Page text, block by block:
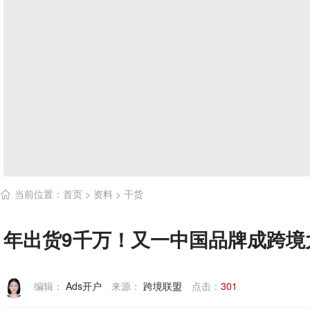
 当前位置： 首页 > 资料 > 干货
年出货9千万！又一中国品牌成跨
编辑： Ads开户 来源： 跨境联盟 点击： 301